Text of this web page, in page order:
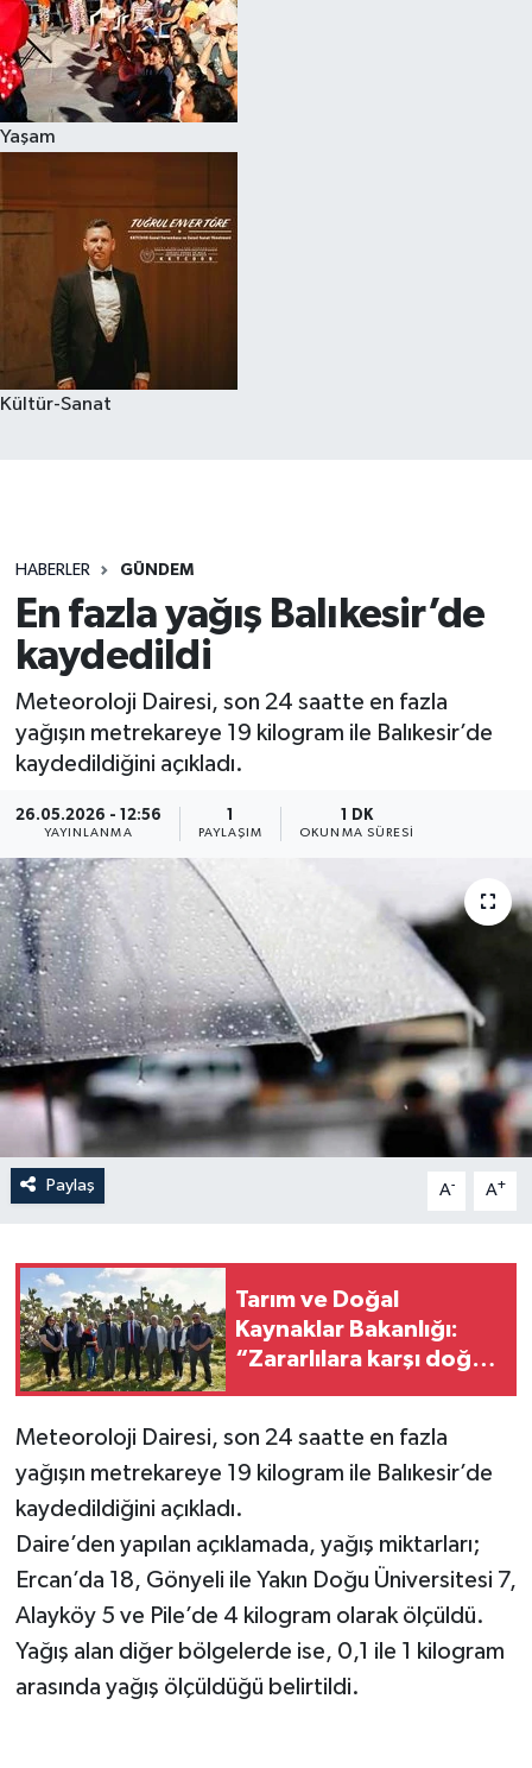
Yaşam
Kültür-Sanat
HABERLER GÜNDEM
En fazla yağış Balıkesir’de
kaydedildi
Meteoroloji Dairesi, son 24 saatte en fazla
yağışın metrekareye 19 kilogram ile Balıkesir’de
kaydedildiğini açıkladı.
26.05.2026 - 12:56
YAYINLANMA
1
PAYLAŞIM
1 DK
OKUNMA SÜRESI
Paylaş A- A+
Tarım ve Doğal
Kaynaklar Bakanlığı:
“Zararlılara karşı doğal
Meteoroloji Dairesi, son 24 saatte en fazla
yağışın metrekareye 19 kilogram ile Balıkesir’de
kaydedildiğini açıkladı.
Daire’den yapılan açıklamada, yağış miktarları;
Ercan’da 18, Gönyeli ile Yakın Doğu Üniversitesi 7,
Alayköy 5 ve Pile’de 4 kilogram olarak ölçüldü.
Yağış alan diğer bölgelerde ise, 0,1 ile 1 kilogram
arasında yağış ölçüldüğü belirtildi.